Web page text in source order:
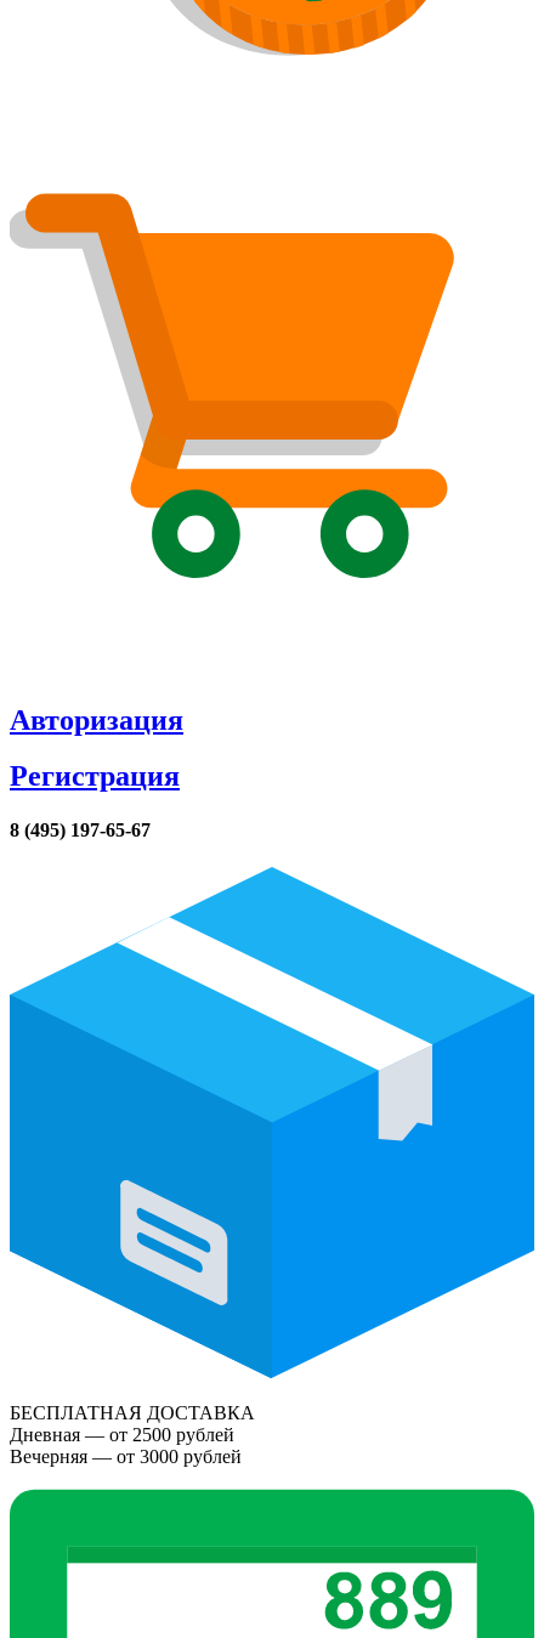
Авторизация
Регистрация
8 (495) 197-65-67
БЕСПЛАТНАЯ ДОСТАВКА
Дневная — от 2500 рублей
Вечерняя — от 3000 рублей